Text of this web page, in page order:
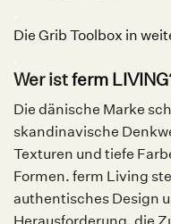
Die Grib Toolbox in
Wer istferm LIVING
Die dänische Marke
skandinavische
Texturen und tiefe
Formen. ferm Living
authentisches Design